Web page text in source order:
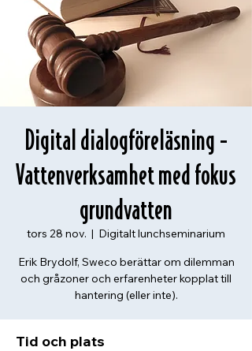
Digital dialogföreläsning -
Vattenverksamhet med fokus
grundvatten
tors 28 nov.
  |
Digitalt lunchseminarium
Erik Brydolf, Sweco berättar om dilemman
och gråzoner och erfarenheter kopplat till
Tid och plats